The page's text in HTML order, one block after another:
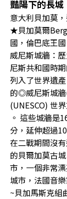
豔陽下的長
意大利貝加莫
★貝加莫爾
國，倫巴底王
威尼斯城牆：
尼斯共和國時
列入了世界遺
的◎威尼斯城
(UNESCO) 世
。 這些城牆是
分，延伸超過
在二戰期間沒
的貝爾加莫古
市，一個非常
城市，法國音
~貝加馬斯克組